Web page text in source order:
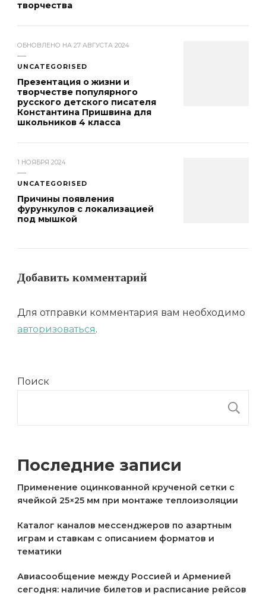
творчества
ОБНОВЛЕНО НА 27 АВГУСТА 2024
UNCATEGORISED
Презентация о жизни и
творчестве популярного
русского детского писателя
Константина Пришвина для
школьников 4 класса
1 НОЯБРЯ 2024
UNCATEGORISED
Причины появления
фурункулов с локализацией
под мышкой
Добавить комментарий
Для отправки комментария вам необходимо
авторизоваться.
Поиск
Последние записи
Применение оцинкованной крученой сетки с
ячейкой 25×25 мм при монтаже теплоизоляции
Каталог каналов мессенджеров по азартным
играм и ставкам с описанием форматов и
тематики
Авиасообщение между Россией и Арменией
сегодня: наличие билетов и расписание рейсов